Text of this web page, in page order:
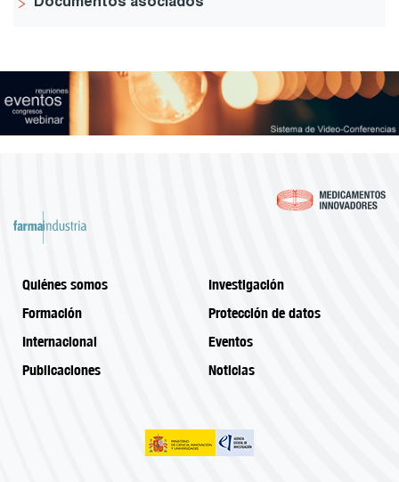
Documentos asociados
Quiénes somos
Investigación
Formación
Protección de datos
Internacional
Eventos
Publicaciones
Noticias